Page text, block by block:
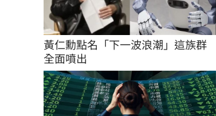
黃仁勳點名「下一波浪潮」這族群
全面噴出